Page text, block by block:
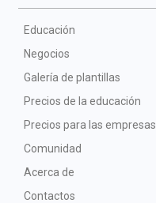
Educación
Negocios
Galería de plantillas
Precios de la educación
Precios para las empresas
Comunidad
Acerca de
Contactos